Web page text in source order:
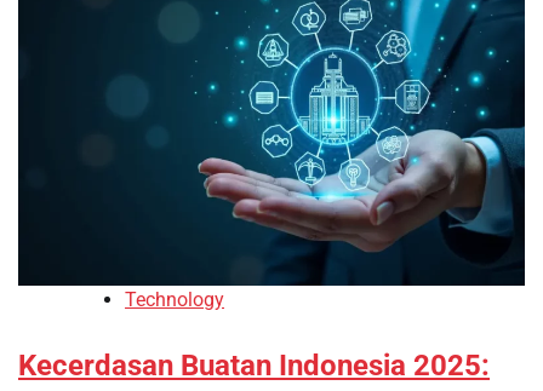
Technology
Kecerdasan Buatan Indonesia 2025: